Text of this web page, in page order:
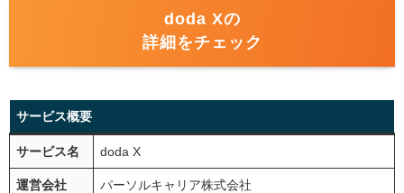
doda Xの
詳細をチェック
サービス概要
サービス名 doda X
運営会社 パーソルキャリア株式会社